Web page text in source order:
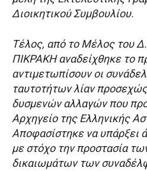
Διοικητικού Συμβουλίου.
Τέλος, από το Μέλος του
ΠΙΚΡΑΚΗ αναδείχθηκε το
αντιμετωπίσουν οι
ταυτοτήτων λίαν
δυσμενών αλλαγών που
Αρχηγείο της Ελληνικής
Αποφασίστηκε να υπάρξει
με στόχο την προστασία
δικαιωμάτων των